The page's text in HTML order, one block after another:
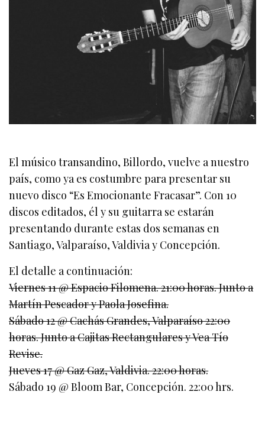
El músico transandino, Billordo, vuelve a nuestro
país, como ya es costumbre para presentar su
nuevo disco “Es Emocionante Fracasar”. Con 10
discos editados, él y su guitarra se estarán
presentando durante estas dos semanas en
Santiago, Valparaíso, Valdivia y Concepción.
El detalle a continuación:
Viernes 11 @ Espacio Filomena. 21:00 horas. Junto a
Martín Pescador y Paola Josefina.
Sábado 12 @ Cachás Grandes, Valparaíso 22:00
horas. Junto a Cajitas Rectangulares y Vea Tío
Revise.
Jueves 17 @ Gaz Gaz, Valdivia. 22:00 horas.
Sábado 19 @ Bloom Bar, Concepción. 22:00 hrs.